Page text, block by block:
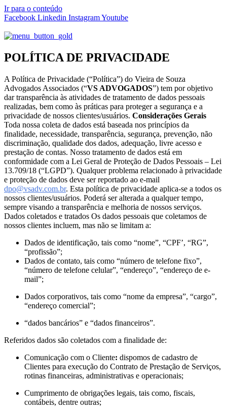
Ir para o conteúdo
Facebook Linkedin InstagramYoutube
POLÍTICA DE PRIVACIDADE
A Política de Privacidade (“Política”) do Vieira de Souza
Advogados Associados (“VS ADVOGADOS”) tem por objetivo
dar transparência às atividades de tratamento de dados pessoais
realizadas, bem como às práticas para proteger a segurança e a
privacidade de nossos clientes/usuários. Considerações Gerais
Toda nossa coleta de dados está baseada nos princípios da
finalidade, necessidade, transparência, segurança, prevenção, não
discriminação, qualidade dos dados, adequação, livre acesso e
prestação de contas. Nosso tratamento de dados está em
conformidade com a Lei Geral de Proteção de Dados Pessoais – Lei
13.709/18 (“LGPD”). Qualquer problema relacionado à privacidade
e proteção de dados deve ser reportado ao e-mail
dpo@vsadv.com.br. Esta política de privacidade aplica-se a todos os
nossos clientes/usuários. Poderá ser alterada a qualquer tempo,
sempre visando a transparência e melhoria de nossos serviços.
Dados coletados e tratados Os dados pessoais que coletamos de
nossos clientes incluem, mas não se limitam a:
Dados de identificação, tais como “nome”, “CPF’, “RG”,
“profissão”;
Dados de contato, tais como “número de telefone fixo”,
“número de telefone celular”, “endereço”, “endereço de e-
mail”;
Dados corporativos, tais como “nome da empresa”, “cargo”,
“endereço comercial”;
“dados bancários” e “dados financeiros”.
Referidos dados são coletados com a finalidade de:
Comunicação com o Cliente: dispomos de cadastro de
Clientes para execução do Contrato de Prestação de Serviços,
rotinas financeiras, administrativas e operacionais;
Cumprimento de obrigações legais, tais como, fiscais,
contábeis, dentre outras;